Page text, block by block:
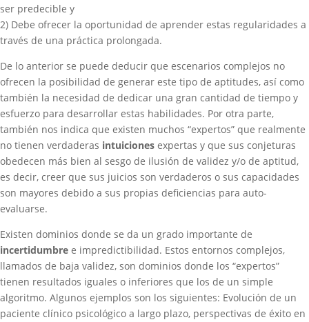
ser predecible y
2) Debe ofrecer la oportunidad de aprender estas regularidades a
través de una práctica prolongada.
De lo anterior se puede deducir que escenarios complejos no
ofrecen la posibilidad de generar este tipo de aptitudes, así como
también la necesidad de dedicar una gran cantidad de tiempo y
esfuerzo para desarrollar estas habilidades. Por otra parte,
también nos indica que existen muchos “expertos” que realmente
no tienen verdaderas intuiciones expertas y que sus conjeturas
obedecen más bien al sesgo de ilusión de validez y/o de aptitud,
es decir, creer que sus juicios son verdaderos o sus capacidades
son mayores debido a sus propias deficiencias para auto-
evaluarse.
Existen dominios donde se da un grado importante de
incertidumbre e impredictibilidad. Estos entornos complejos,
llamados de baja validez, son dominios donde los “expertos”
tienen resultados iguales o inferiores que los de un simple
algoritmo. Algunos ejemplos son los siguientes: Evolución de un
paciente clínico psicológico a largo plazo, perspectivas de éxito en